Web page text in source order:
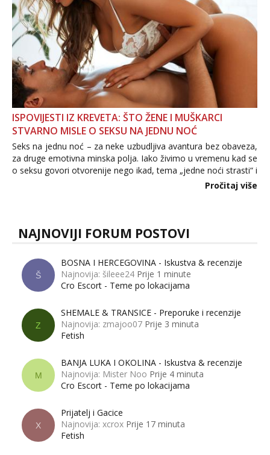
ISPOVIJESTI IZ KREVETA: ŠTO ŽENE I MUŠKARCI
STVARNO MISLE O SEKSU NA JEDNU NOĆ
Seks na jednu noć – za neke uzbudljiva avantura bez obaveza,
za druge emotivna minska polja. Iako živimo u vremenu kad se
o seksu govori otvorenije nego ikad, tema „jedne noći strasti“ i
dalje izaziva burne rasprave. Što zapravo misle žene, a što
Pročitaj više
NAJNOVIJI FORUM POSTOVI
Š
BOSNA I HERCEGOVINA - Iskustva & recenzije
Najnovija: šileee24 Prije 1 minute
Cro Escort - Teme po lokacijama
Z
SHEMALE & TRANSICE - Preporuke i recenzije
Najnovija: zmajoo07 Prije 3 minuta
Fetish
M
BANJA LUKA I OKOLINA - Iskustva & recenzije
Najnovija: Mister Noo Prije 4 minuta
Cro Escort - Teme po lokacijama
X
Prijatelj i Gacice
Najnovija: xcrox Prije 17 minuta
Fetish